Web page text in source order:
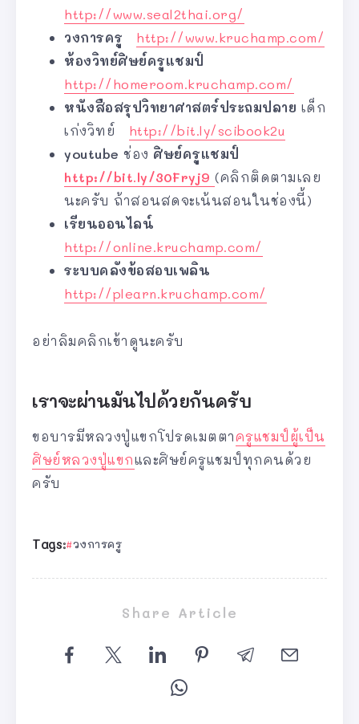
http://www.seal2thai.org/
วงการครู
http://www.kruchamp.com/
ห้องวิทย์ศิษย์ครูแชมป์
http://homeroom.kruchamp.com/
หนังสือสรุปวิทยาศาสตร์ประถมปลาย เด็ก
เก่งวิทย์ http://bit.ly/scibook2u
youtube ช่อง ศิษย์ครูแชมป์
http://bit.ly/30Fryj9 (คลิกติดตามเลย
นะครับ ถ้าสอนสดจะเน้นสอนในช่องนี้)
เรียนออนไลน์
http://online.kruchamp.com/
ระบบคลังข้อสอบเพลิน
http://plearn.kruchamp.com/
อย่าลิมคลิกเข้าดูนะครับ
เราจะผ่านมันไปด้วยกันครับ
ขอบารมีหลวงปู่แขกโปรดเมตตาครูแชมป์ผู้เป็น
ศิษย์หลวงปู่แขกและศิษย์ครูแชมป์ทุกคนด้วย
ครับ
Tags: วงการครู
Share Article